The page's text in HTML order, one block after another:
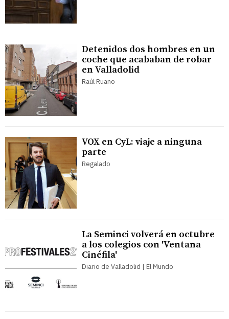
Detenidos dos hombres en un
coche que acababan de robar
en Valladolid
Raúl Ruano
VOX en CyL: viaje a ninguna
parte
Regalado
La Seminci volverá en octubre
a los colegios con 'Ventana
Cinéfila'
Diario de Valladolid | El Mundo